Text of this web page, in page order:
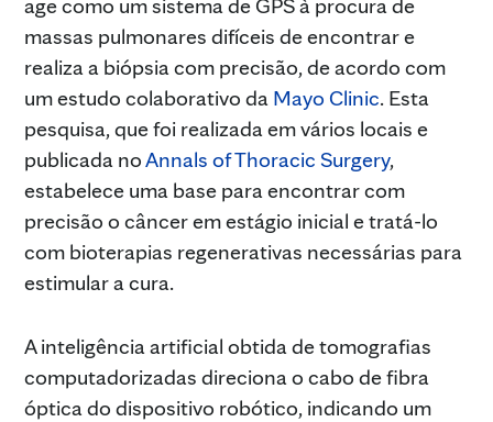
massas pulmonares difíceis de encontrar e
realiza a biópsia com precisão, de acordo com
um estudo colaborativo da Mayo Clinic. Esta
pesquisa, que foi realizada em vários locais e
publicada noAnnals of Thoracic Surgery,
estabelece uma base para encontrar com
precisão o câncer em estágio inicial e tratá-lo
com bioterapias regenerativas necessárias para
estimular a cura.
A inteligência artificial obtida de tomografias
computadorizadas direciona o cabo de fibra
óptica do dispositivo robótico, indicando um